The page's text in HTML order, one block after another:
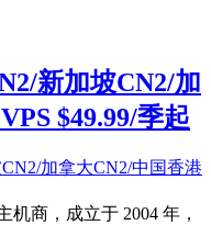
新加坡CN2/加
$49.99/季起
商，成立于 2004 年，